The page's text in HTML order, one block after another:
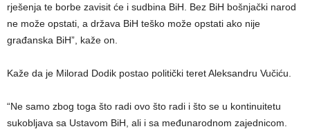
rješenja te borbe zavisit će i sudbina BiH. Bez BiH bošnjački narod
ne može opstati, a država BiH teško može opstati ako nije
građanska BiH”, kaže on.
Kaže da je Milorad Dodik postao politički teret Aleksandru Vučiću.
“Ne samo zbog toga što radi ovo što radi i što se u kontinuitetu
sukobljava sa Ustavom BiH, ali i sa međunarodnom zajednicom.